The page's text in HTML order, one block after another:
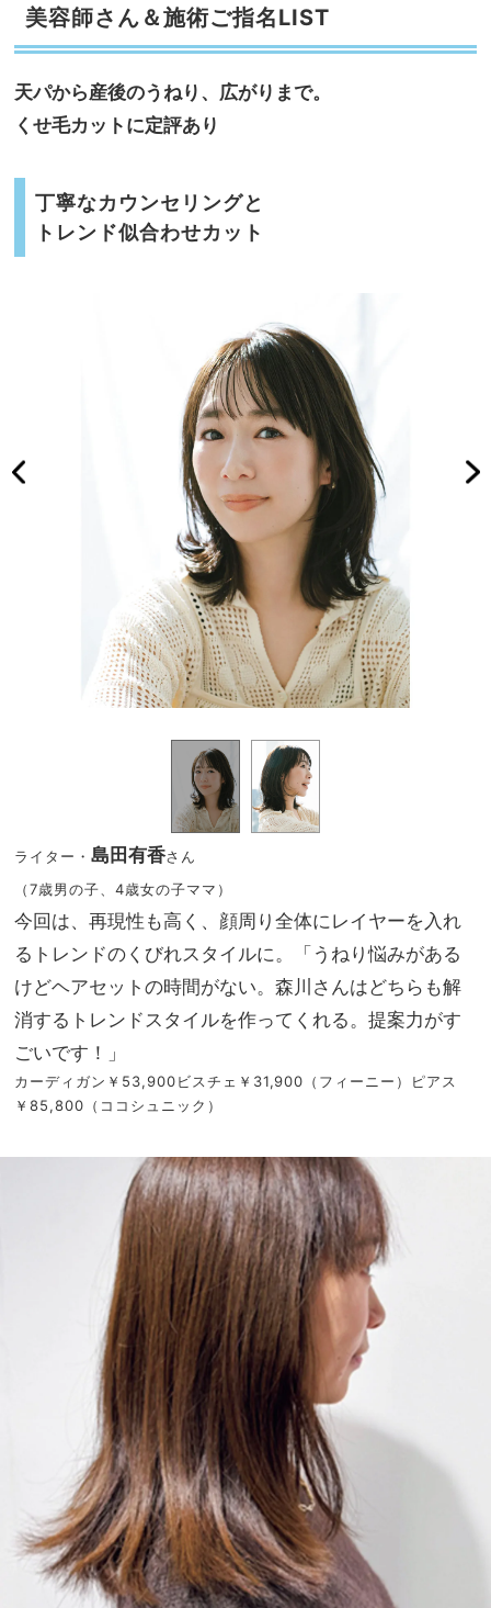
美容師さん＆施術ご指名LIST
天パから産後のうねり、広がりまで。
くせ毛カットに定評あり
丁寧なカウンセリングと
トレンド似合わせカット
ライター・ 島田有香さん
（7歳男の子、4歳女の子ママ）
今回は、再現性も高く、顔周り全体にレイヤーを入れ
るトレンドのくびれスタイルに。「うねり悩みがある
けどヘアセットの時間がない。森川さんはどちらも解
消するトレンドスタイルを作ってくれる。提案力がす
ごいです！」
カーディガン￥53,900ビスチェ￥31,900（フィーニー）ピアス
￥85,800（ココシュニック）